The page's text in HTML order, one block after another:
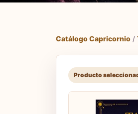
Catálogo Capricornio /
Producto